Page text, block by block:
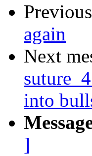
again
Next
into
]